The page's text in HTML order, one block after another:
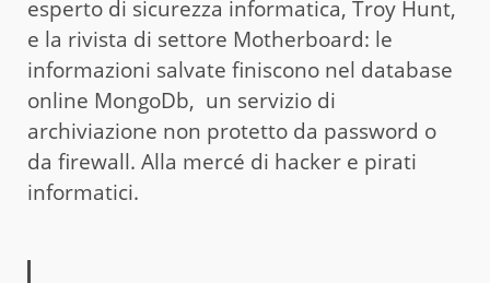
esperto di sicurezza informatica, Troy Hunt,
e la rivista di settore Motherboard: le
informazioni salvate finiscono nel database
online MongoDb, un servizio di
archiviazione non protetto da password o
da firewall. Alla mercé di hacker e pirati
informatici.